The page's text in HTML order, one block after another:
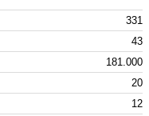
331
43
181.000
20
12